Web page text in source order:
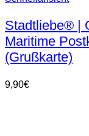
Stadtliebe® |
Maritime
(Grußkarte)
9,90€